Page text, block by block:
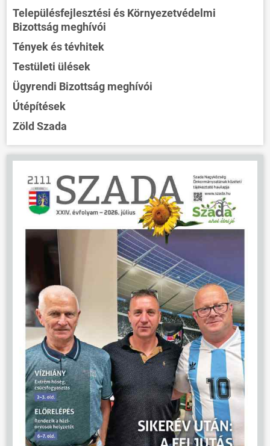
Településfejlesztési és Környezetvédelmi
Bizottság meghívói
Tények és tévhitek
Testületi ülések
Ügyrendi Bizottság meghívói
Útépítések
Zöld Szada